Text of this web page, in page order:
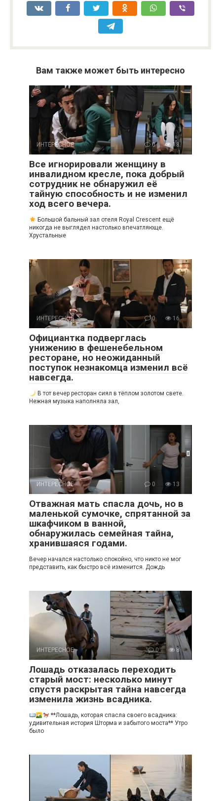
Вам также может быть интересно
ИНТЕРЕСНОЕ 0 18
Все игнорировали женщину в
инвалидном кресле, пока добрый
сотрудник не обнаружил её
тайную способность и не изменил
ход всего вечера.
Большой бальный зал отеля Royal Crescent ещё
никогда не выглядел настолько впечатляюще.
Хрустальные
ИНТЕРЕСНОЕ 0 16
Официантка подверглась
унижению в фешенебельном
ресторане, но неожиданный
поступок незнакомца изменил всё
навсегда.
В тот вечер ресторан сиял в тёплом золотом свете.
Нежная музыка наполняла зал,
ИНТЕРЕСНОЕ 0 13
Отважная мать спасла дочь, но в
маленькой сумочке, спрятанной за
шкафчиком в ванной,
обнаружилась семейная тайна,
хранившаяся годами.
Вечер начался настолько спокойно, что никто не мог
представить, как быстро всё изменится. Дождь
ИНТЕРЕСНОЕ 0 8
Лошадь отказалась переходить
старый мост: несколько минут
спустя раскрытая тайна навсегда
изменила жизнь всадника.
**Лошадь, которая спасла своего всадника:
удивительная история Шторма и забытого моста** Утро
было